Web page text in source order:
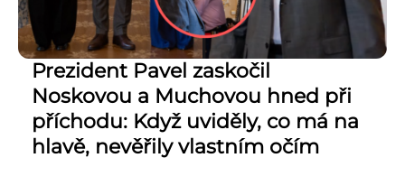
Prezident Pavel zaskočil
Noskovou a Muchovou hned při
příchodu: Když uviděly, co má na
hlavě, nevěřily vlastním očím